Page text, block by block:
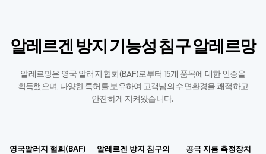
알레르겐 방지 기능성 침구 알레르망
알레르망은 영국 알러지 협회(BAF)로부터 15개 품목에 대한 인증을
획득했으며, 다양한 특허를 보유하여 고객님의 수면환경을 쾌적하고
안전하게 지켜왔습니다. ​
영국알러지 협회(BAF)
알레르겐 방지 침구의
공극 지름 측정장치